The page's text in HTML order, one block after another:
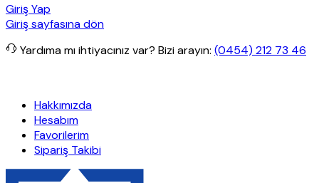
Giriş Yap
Giriş sayfasına dön
Yardıma mı ihtiyacınız var? Bizi arayın: (0454) 212 73 46
Hakkımızda
Hesabım
Favorilerim
Sipariş Takibi